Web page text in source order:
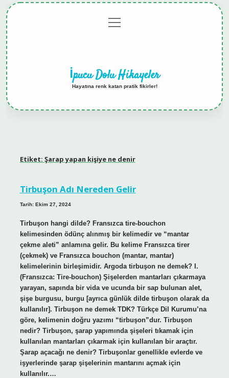
menüyü
aç
İpucu Dolu Hikayeler
Hayatına renk katan pratik fikirler!
Etiket: Şarap yapan kişiye ne denir
Tirbuşon Adı Nereden Gelir
Tarih: Ekim 27, 2024
Tirbuşon hangi dilde? Fransızca tire-bouchon
kelimesinden ödünç alınmış bir kelimedir ve “mantar
çekme aleti” anlamına gelir. Bu kelime Fransızca tirer
(çekmek) ve Fransızca bouchon (mantar, mantar)
kelimelerinin birleşimidir. Argoda tirbuşon ne demek? I.
(Fransızca: Tire-bouchon) Şişelerden mantarları çıkarmaya
yarayan, sapında bir vida ve ucunda bir sap bulunan alet,
şişe burgusu, burgu [ayrıca günlük dilde tirbuşon olarak da
kullanılır]. Tirbuşon ne demek TDK? Türkçe Dil Kurumu’na
göre, kelimenin doğru yazımı “tirbuşon”dur. Tirbuşon
nedir? Tirbuşon, şarap yapımında şişeleri tıkamak için
kullanılan mantarları çıkarmak için kullanılan bir araçtır.
Şarap açacağı ne denir? Tirbuşonlar genellikle evlerde ve
işyerlerinde şarap şişelerinin mantarını açmak için
kullanılır.…